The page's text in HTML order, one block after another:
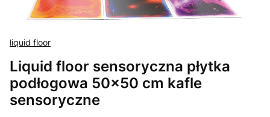
liquid floor
Liquid floor sensoryczna płytka
podłogowa 50x50 cm kafle
sensoryczne